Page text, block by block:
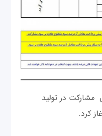
در تولید